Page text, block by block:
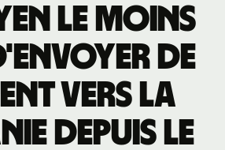
le moins
de
vers la
depuis le